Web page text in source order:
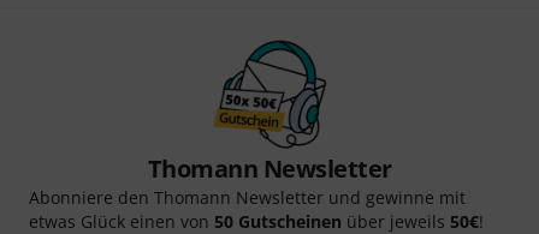
Thomann Newsletter
Abonniere den Thomann Newsletter und gewinne mit
etwas Glück einen von 50 Gutscheinen über jeweils 50€!